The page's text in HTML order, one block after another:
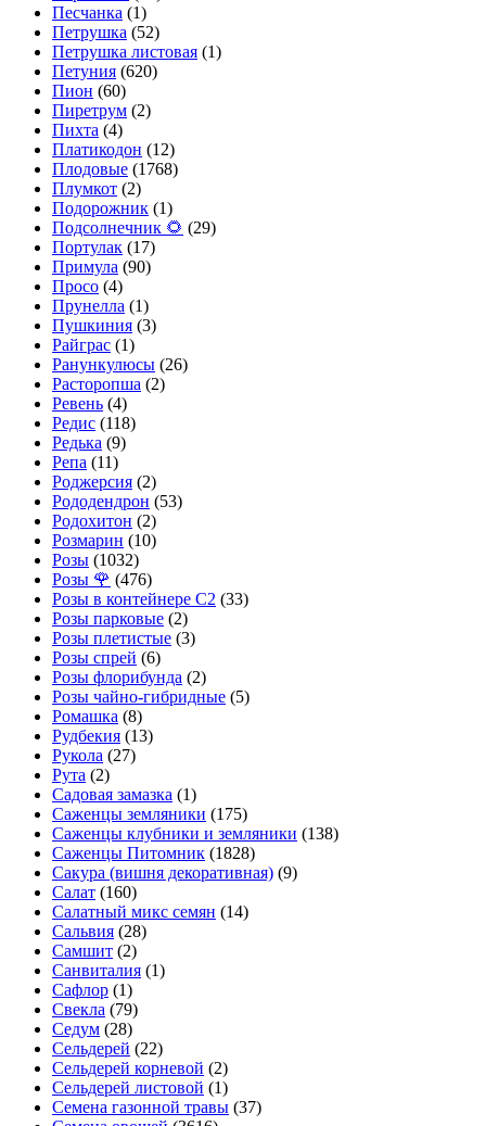
Песчанка (1)
Петрушка (52)
Петрушка листовая (1)
Петуния (620)
Пион (60)
Пиретрум (2)
Пихта (4)
Платикодон (12)
Плодовые (1768)
Плумкот (2)
Подорожник (1)
Подсолнечник 🌻 (29)
Портулак (17)
Примула (90)
Просо (4)
Прунелла (1)
Пушкиния (3)
Райграс (1)
Ранункулюсы (26)
Расторопша (2)
Ревень (4)
Редис (118)
Редька (9)
Репа (11)
Роджерсия (2)
Рододендрон (53)
Родохитон (2)
Розмарин (10)
Розы (1032)
Розы 🌹 (476)
Розы в контейнере С2 (33)
Розы парковые (2)
Розы плетистые (3)
Розы спрей (6)
Розы флорибунда (2)
Розы чайно-гибридные (5)
Ромашка (8)
Рудбекия (13)
Рукола (27)
Рута (2)
Садовая замазка (1)
Саженцы земляники (175)
Саженцы клубники и земляники (138)
Саженцы Питомник (1828)
Сакура (вишня декоративная) (9)
Салат (160)
Салатный микс семян (14)
Сальвия (28)
Самшит (2)
Санвиталия (1)
Сафлор (1)
Свекла (79)
Седум (28)
Сельдерей (22)
Сельдерей корневой (2)
Сельдерей листовой (1)
Семена газонной травы (37)